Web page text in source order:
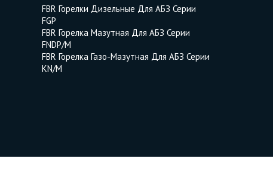
FBR Горелки Дизельные Для АБЗ Серии
FGP
FBR Горелка Мазутная Для АБЗ Серии
FNDP/M
FBR Горелка Газо-Мазутная Для АБЗ Серии
KN/M